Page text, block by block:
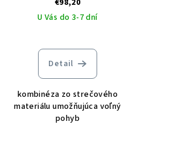
U Vás do 3-7 dní
Detail
kombinéza zo strečového
materiálu umožňujúca voľný
pohyb